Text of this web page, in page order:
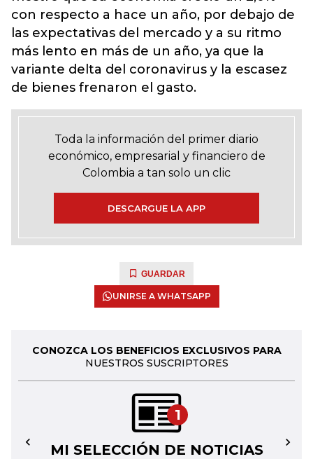
con respecto a hace un año, por debajo de
las expectativas del mercado y a su ritmo
más lento en más de un año, ya que la
variante delta del coronavirus y la escasez
de bienes frenaron el gasto.
Toda la información del primer diario
económico, empresarial y financiero de
Colombia a tan solo un clic
DESCARGUE LA APP
GUARDAR
UNIRSE A WHATSAPP
CONOZCA LOS BENEFICIOS EXCLUSIVOS PARA
NUESTROS SUSCRIPTORES
1
MI SELECCIÓN DE NOTICIAS
← →